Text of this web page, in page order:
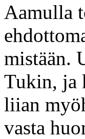
Aamulla
mistään.
Tukin, ja
liian
vasta